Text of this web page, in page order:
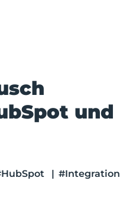
und
| #Integration